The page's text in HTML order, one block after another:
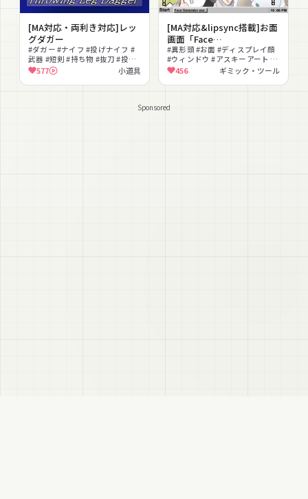
[MA対応・両利き対応]レッ
グダガー
#ダガー #ナイフ #投げナイフ #
武器 #短剣 #持ち物 #抜刀 #投擲
#MA対応 #両利き対応
577 小道具
[MA対応&lipsync搭載]お面
画面「Face
Generator.exe」
#異形頭 #お面 #ディスプレイ顔
#ウィンドウ #アスキーアート #
表情切替 #ハロウィン #ヘアピン
PC
456 ギミック・ツール
Sponsored